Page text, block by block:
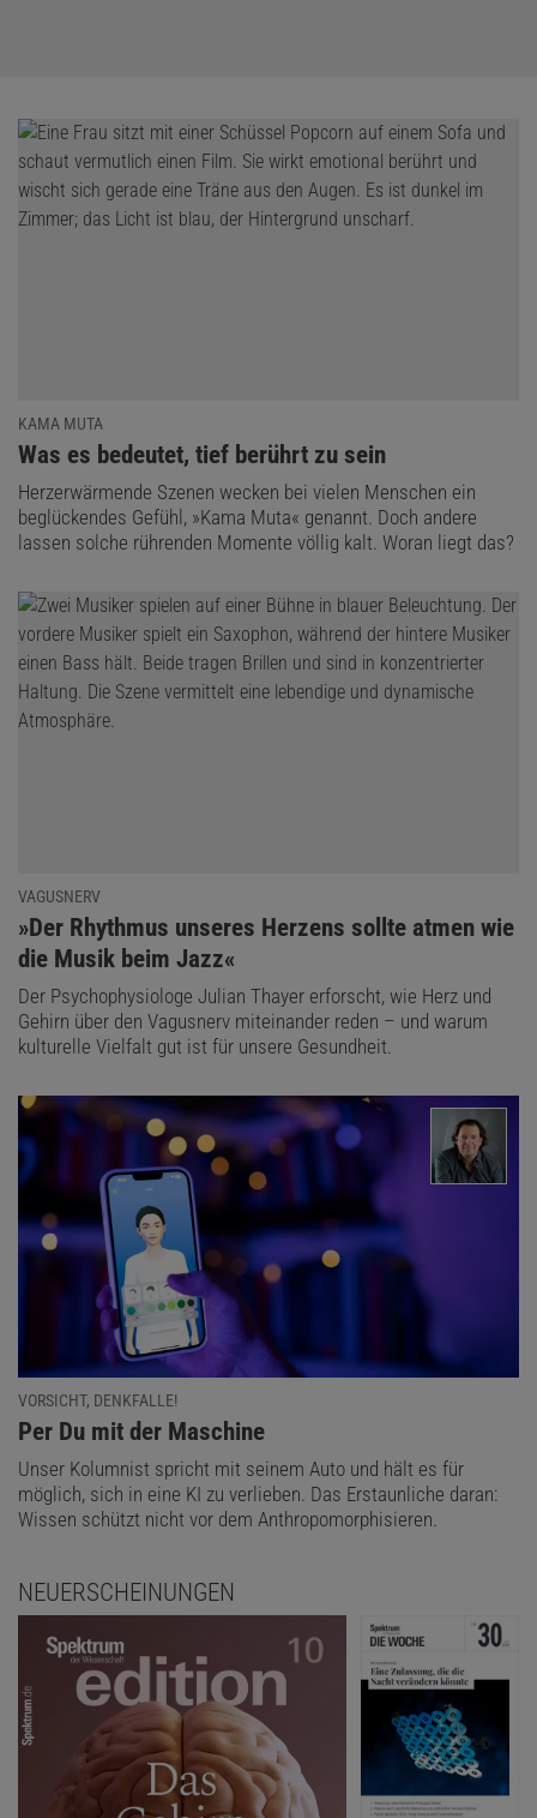
KAMA MUTA
:
Was es bedeutet, tief berührt zu sein
Herzerwärmende Szenen wecken bei vielen Menschen ein
beglückendes Gefühl, »Kama Muta« genannt. Doch andere
lassen solche rührenden Momente völlig kalt. Woran liegt das?
VAGUSNERV
:
»Der Rhythmus unseres Herzens sollte atmen wie
die Musik beim Jazz«
Der Psychophysiologe Julian Thayer erforscht, wie Herz und
Gehirn über den Vagusnerv miteinander reden – und warum
kulturelle Vielfalt gut ist für unsere Gesundheit.
VORSICHT, DENKFALLE!
:Per Du mit der Maschine
Unser Kolumnist spricht mit seinem Auto und hält es für
möglich, sich in eine KI zu verlieben. Das Erstaunliche daran:
Wissen schützt nicht vor dem Anthropomorphisieren.
NEUERSCHEINUNGEN